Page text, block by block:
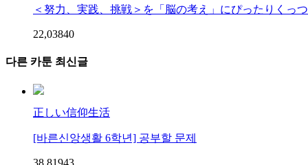
＜努力、実践、挑戦＞を「脳の考え」にぴったりくっ
22,03840
다른 카툰 최신글
正しい信仰生活
[바른신앙생활 6학년] 공부할 문제